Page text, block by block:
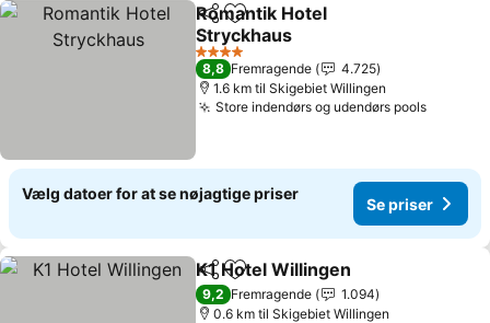
Del Føj til favoritter
Romantik Hotel
Stryckhaus
4 Stjerner
8,8 Fremragende
4.725
1.6 km til Skigebiet Willingen
Store indendørs og udendørs pools
Vælg datoer for at se nøjagtige priser
Se priser
Del Føj til favoritter
K1 Hotel Willingen
9,2 Fremragende
1.094
0.6 km til Skigebiet Willingen